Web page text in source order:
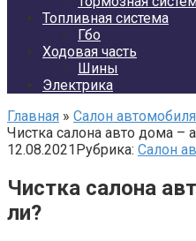
Топливная система
Гбо
Ходовая часть
Шины
Электрика
Главная » Салон автомобиля
Чистка салона авто дома –
12.08.2021Рубрика: Салон
Чистка салона
ли?